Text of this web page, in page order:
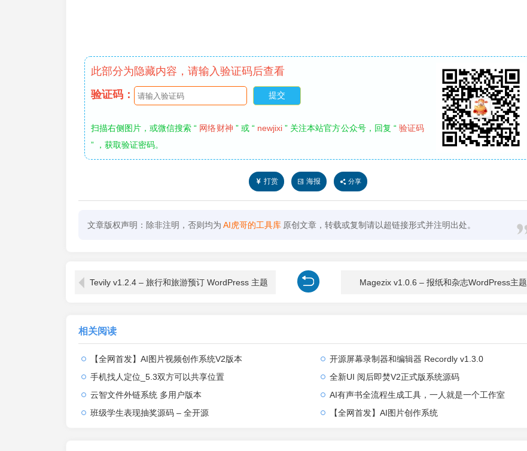
此部分为隐藏内容，请输入验证码后查看
验证码：
扫描右侧图片，或微信搜索 “ 网络财神 ” 或 “newjixi” 关注本站官方公众号，回复 “验证码
” ，获取验证密码。
打赏 海报 分享
文章版权声明：除非注明，否则均为 AI虎哥的工具库 原创文章，转载或复制请以超链接形式并注明出处。
Tevily v1.2.4 – 旅行和旅游预订 WordPress 主题 Magezix v1.0.6 – 报纸和杂志WordPress主题
相关阅读
【全网首发】AI图片视频创作系统V2版本
开源屏幕录制器和编辑器 Recordly v1.3.0
手机找人定位_5.3双方可以共享位置
全新UI 阅后即焚V2正式版系统源码
云智文件外链系统 多用户版本
AI有声书全流程生成工具，一人就是一个工作室
班级学生表现抽奖源码 – 全开源
【全网首发】AI图片创作系统